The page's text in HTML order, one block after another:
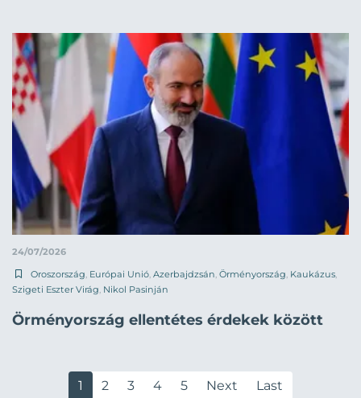
24/07/2026
Oroszország, Európai Unió, Azerbajdzsán, Örményország, Kaukázus,
Szigeti Eszter Virág, Nikol Pasinján
Örményország ellentétes érdekek között
1 2 3 4 5 Next Last